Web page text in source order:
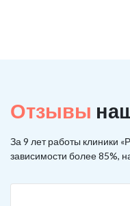
Отзывы
За 9 лет работы клиники
зависимости более 85%,